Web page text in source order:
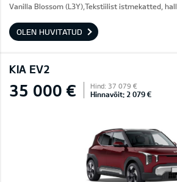
Vanilla Blossom (L3Y),Tekstiilist istmekatted, hall
OLEN HUVITATUD
KIA EV2
35 000 € Hind: 37 079 €
Hinnavõit: 2 079 €